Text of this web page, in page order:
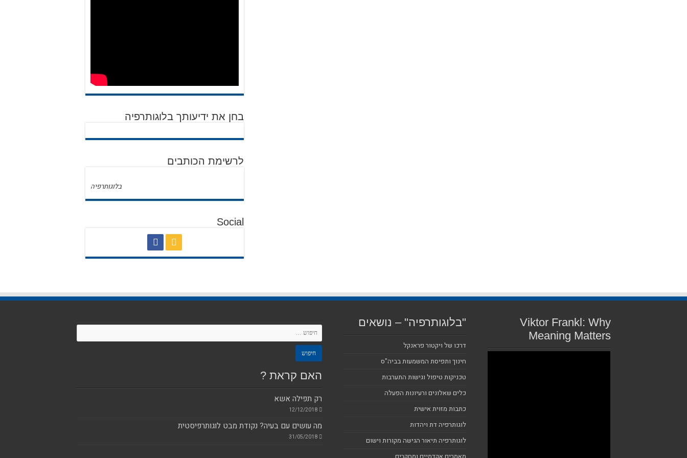
בחן את ידיעותך בלוגותרפיה
לרשימת הכותבים
בלוגותרפיה
Social
Viktor Frankl: Why
Meaning Matters
"בלוגותרפיה" – נושאים
דרכו של ויקטור פראנקל
חינוך ותפיסת המשמעות בביה"ס
טכניקות טיפול וגישות התערבות
כלים שאלונים ורעיונות הפעלה
כתבות מזוית אישית
לוגותרפיה דת ויהדות
לוגותרפיה תיאור הגישה מקורות וישום
האם קראת ?
רק תפילה אשא
12/12/2018
מה עושים עם בעיה? נקודת מבט לוגותרפיסטית
31/05/2018